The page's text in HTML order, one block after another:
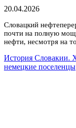
20.04.2026
Словацкий
почти на полную
нефти, несмотря на
История Словакии.
немецкие поселенцы